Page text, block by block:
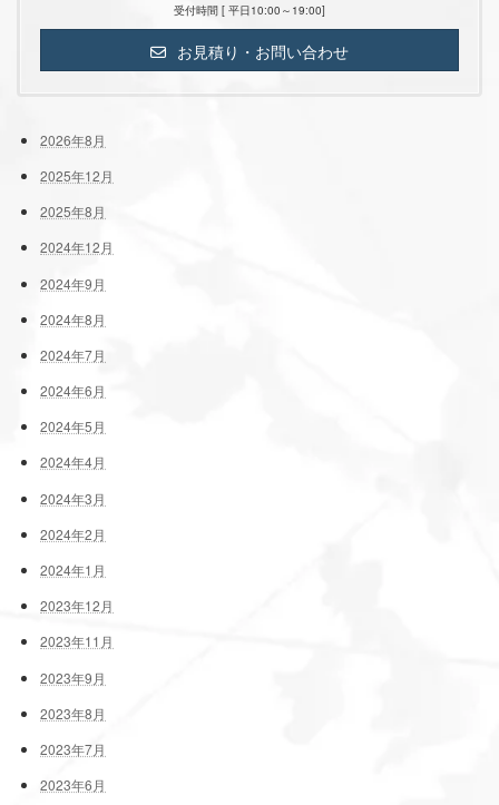
受付時間 [ 平日10:00～19:00]
お見積り・お問い合わせ
2026年8月
2025年12月
2025年8月
2024年12月
2024年9月
2024年8月
2024年7月
2024年6月
2024年5月
2024年4月
2024年3月
2024年2月
2024年1月
2023年12月
2023年11月
2023年9月
2023年8月
2023年7月
2023年6月